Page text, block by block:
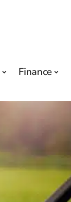
Finance